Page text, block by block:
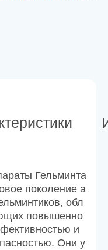
Гельминта
поколение а
обл
повышенно
и
Они у